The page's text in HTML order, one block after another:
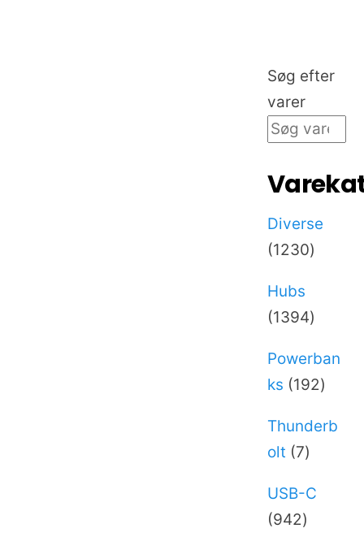
Søg efter
varer
Diverse
12301230
Hubs
13941394
Powerban
ks
192192
Thunderb
olt
77
USB-C
942942